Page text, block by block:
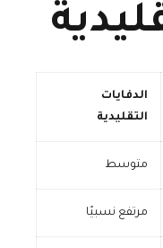
الدفايات
التقليدية
متوسط
مرتفع نسبيًا